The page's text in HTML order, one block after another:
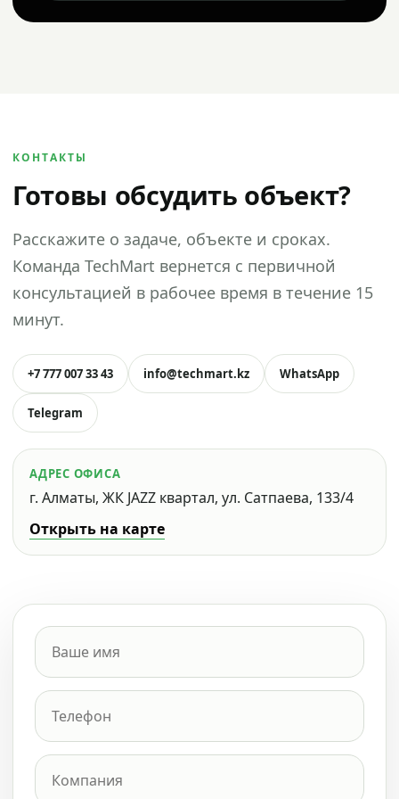
КОНТАКТЫ
Готовы обсудить объект?
Расскажите о задаче, объекте и сроках.
Команда TechMart вернется с первичной
консультацией в рабочее время в течение 15
минут.
+7 777 007 33 43 info@techmart.kz WhatsApp
Telegram
АДРЕС ОФИСА
г. Алматы, ЖК JAZZ квартал, ул. Сатпаева, 133/4
Открыть на карте